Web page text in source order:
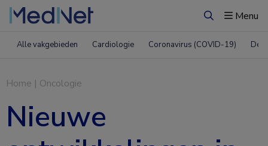
ZoekenMenu
Alle vakgebieden Cardiologie Coronavirus (COVID-19)
Home | Oncologie
Nieuwe